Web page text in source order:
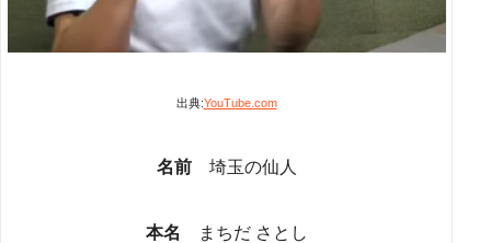
出典:YouTube.com
名前 埼玉の仙人
本名
まちだ さとし